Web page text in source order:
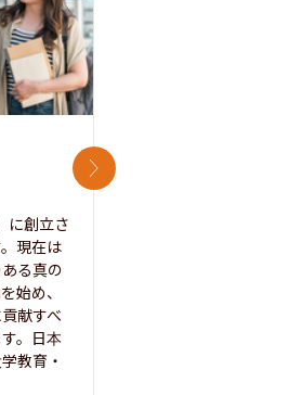
に創立さ
現在は
る真の
始め、
献すべ
。日本
教育・
次のスライド